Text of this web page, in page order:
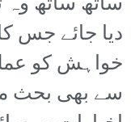
دیا جائے جس
خواہش کو
سے بھی بحث